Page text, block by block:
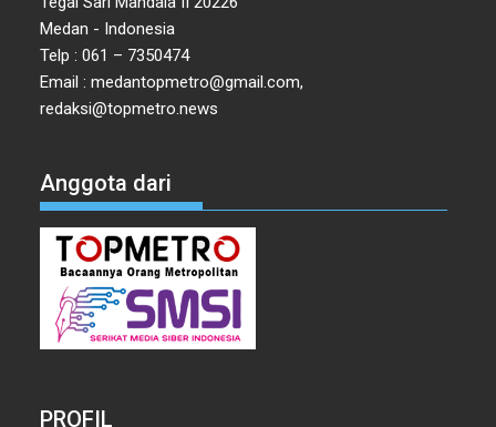
Medan - Indonesia
Telp : 061 – 7350474
Email : medantopmetro@gmail.com,
redaksi@topmetro.news
Anggota dari
PROFIL